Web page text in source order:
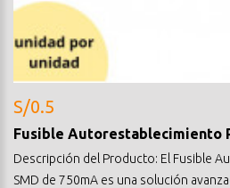
S/0.5
Fusible Autorestablecimiento
Descripción del Producto: El Fusible
SMD de 750mA es una solución